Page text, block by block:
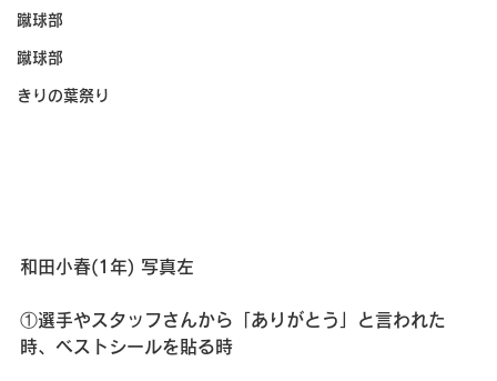
蹴球部
蹴球部
きりの葉祭り
和田小春(1年) 写真左
①選手やスタッフさんから「ありがとう」と言われた
時、ベストシールを貼る時